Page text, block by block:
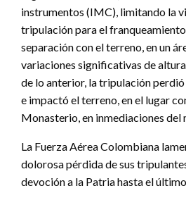
instrumentos (IMC), limitando la
tripulación para el
separación con el terreno, en un
variaciones significativas de
de lo anterior, la tripulación
e impactó el terreno, en el lugar
Monasterio, en inmediaciones del
La Fuerza Aérea Colombiana
dolorosa pérdida de sus
devoción a la Patria hasta el